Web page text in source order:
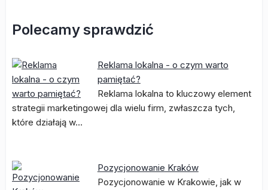
Polecamy sprawdzić
Reklama lokalna - o czym warto
pamiętać?
Reklama lokalna to kluczowy element
strategii marketingowej dla wielu firm, zwłaszcza tych,
które działają w…
Pozycjonowanie Kraków
Pozycjonowanie w Krakowie, jak w